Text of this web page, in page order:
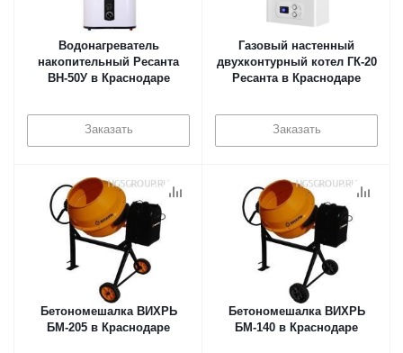
Водонагреватель
накопительный Ресанта
ВН-50У в Краснодаре
Заказать
Газовый настенный
двухконтурный котел ГК-20
Ресанта в Краснодаре
Заказать
Бетономешалка ВИХРЬ
БМ-205 в Краснодаре
Бетономешалка ВИХРЬ
БМ-140 в Краснодаре